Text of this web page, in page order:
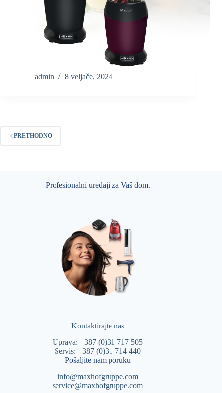
admin 8 veljače, 2024
PRETHODNO
Profesionalni uređaji za Vaš dom.
Kontaktirajte nas
Uprava: +387 (0)31 717 505
Servis: +387 (0)31 714 440
Pošaljite nam poruku
info@maxhofgruppe.com
service@maxhofgruppe.com